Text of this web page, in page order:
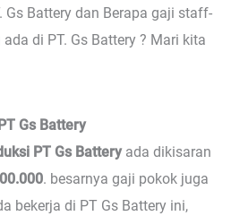
Gs Battery dan Berapa gaji staff-
di PT. Gs Battery ? Mari kita
Gs Battery
PT Gs Batteryada dikisaran
. besarnya gaji pokok juga
bekerja di PT Gs Battery ini,